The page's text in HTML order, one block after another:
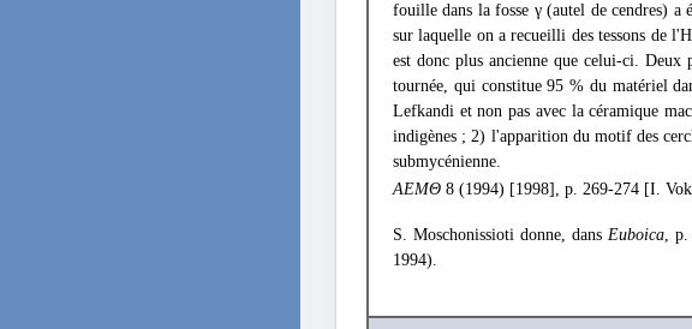
fouille dans la fosse γ (autel de cendres) a
sur laquelle on a recueilli des tessons de
est donc plus ancienne que celui-ci. Deux
tournée, qui constitue 95 % du matériel
Lefkandi et non pas avec la céramique
indigènes ; 2) l'apparition du motif des
submycénienne.
ΑΕΜΘ 8 (1994) [1998], p. 269-274 [I.
S. Moschonissioti donne, dansEuboica, p.
1994).